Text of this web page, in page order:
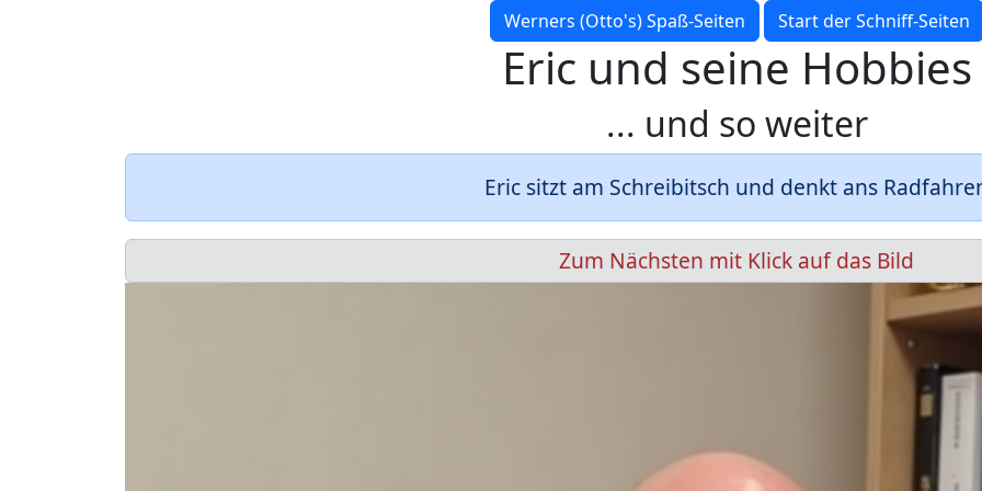
Werners (Otto's) Spaß-Seiten Start der Schniff-Seiten
Eric und seine Hobbies
... und so weiter
Eric sitzt am Schreibitsch und denkt ans
Zum Nächsten mit Klick auf das Bild